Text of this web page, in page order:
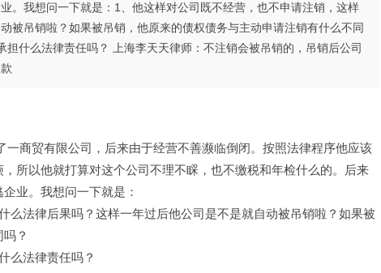
。我想问一下就是：1、他这样对公司既不经营，也不申请注销，这样
被吊销啦？如果被吊销，他原来的债权债务与主动申请注销有什么不同
什么法律责任吗？ 上海李天天律师：不注销会被吊销的，吊销后公司
一商贸有限公司，后来由于经营不善濒临倒闭。按照法律程序他应该
所以他就打算对这个公司不理不睬，也不缴税和年检什么的。后来
业。我想问一下就是：
么法律后果吗？这样一年过后他公司是不是就自动被吊销啦？如果被
？
么法律责任吗？